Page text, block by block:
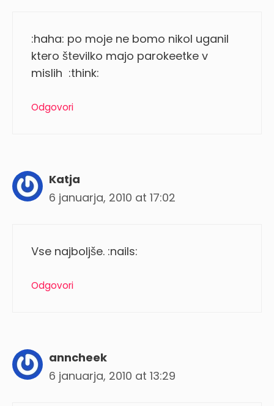
:haha: po moje ne bomo nikol uganil
ktero številko majo parokeetke v
mislih :think:
Odgovori
Katja
6 januarja, 2010 at 17:02
Vse najboljše. :nails:
Odgovori
anncheek
6 januarja, 2010 at 13:29